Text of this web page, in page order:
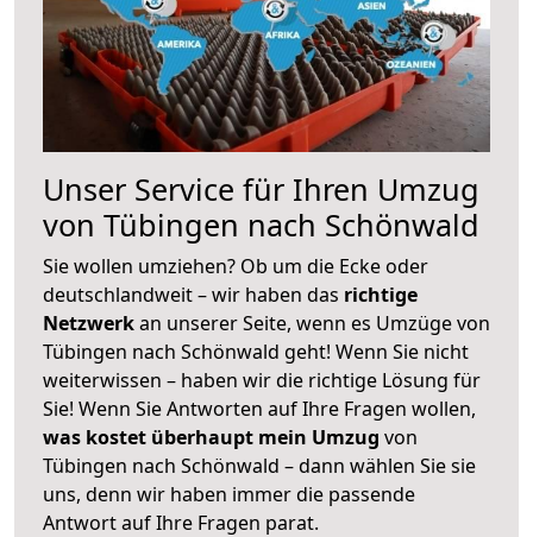
Unser Service für Ihren Umzug
von Tübingen nach Schönwald
Sie wollen umziehen? Ob um die Ecke oder
deutschlandweit – wir haben das richtige
Netzwerkan unserer Seite, wenn es Umzüge von
Tübingen nach Schönwald geht! Wenn Sie nicht
weiterwissen – haben wir die richtige Lösung für
Sie! Wenn Sie Antworten auf Ihre Fragen wollen,
was kostet überhaupt mein Umzug von
Tübingen nach Schönwald – dann wählen Sie sie
uns, denn wir haben immer die passende
Antwort auf Ihre Fragen parat.